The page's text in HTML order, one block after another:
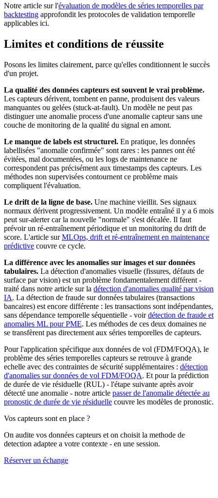
Notre article sur l'évaluation de modèles de séries temporelles par
backtesting approfondit les protocoles de validation temporelle
applicables ici.
Limites et conditions de réussite
Posons les limites clairement, parce qu'elles conditionnent le succès
d'un projet.
La qualité des données capteurs est souvent le vrai problème.
Les capteurs dérivent, tombent en panne, produisent des valeurs
manquantes ou gelées (stuck-at-fault). Un modèle ne peut pas
distinguer une anomalie process d'une anomalie capteur sans une
couche de monitoring de la qualité du signal en amont.
Le manque de labels est structurel. En pratique, les données
labellisées "anomalie confirmée" sont rares : les pannes ont été
évitées, mal documentées, ou les logs de maintenance ne
correspondent pas précisément aux timestamps des capteurs. Les
méthodes non supervisées contournent ce problème mais
compliquent l'évaluation.
Le drift de la ligne de base. Une machine vieillit. Ses signaux
normaux dérivent progressivement. Un modèle entraîné il y a 6 mois
peut sur-alerter car la nouvelle "normale" s'est décalée. Il faut
prévoir un ré-entraînement périodique et un monitoring du drift de
score. L'article surMLOps, drift et ré-entraînement en maintenance
prédictive couvre ce cycle.
La différence avec les anomalies sur images et sur données
tabulaires. La détection d'anomalies visuelle (fissures, défauts de
surface par vision) est un problème fondamentalement différent -
traité dans notre article sur la détection d'anomalies qualité par vision
IA. La détection de fraude sur données tabulaires (transactions
bancaires) est encore différente : les transactions sont indépendantes,
sans dépendance temporelle séquentielle - voirdétection de fraude et
anomalies ML pour PME. Les méthodes de ces deux domaines ne
se transfèrent pas directement aux séries temporelles de capteurs.
Pour l'application spécifique aux données de vol (FDM/FOQA), le
problème des séries temporelles capteurs se retrouve à grande
echelle avec des contraintes de sécurité supplémentaires : détection
d'anomalies sur données de vol FDM/FOQA. Et pour la prédiction
de durée de vie résiduelle (RUL) - l'étape suivante après avoir
détecté une anomalie - notre article passer de l'anomalie détectée au
pronostic de durée de vie résiduelle couvre les modèles de pronostic.
Vos capteurs sont en place ?
On audite vos données capteurs et on choisit la methode de
detection adaptee a votre contexte - en une session.
Réserver un échange